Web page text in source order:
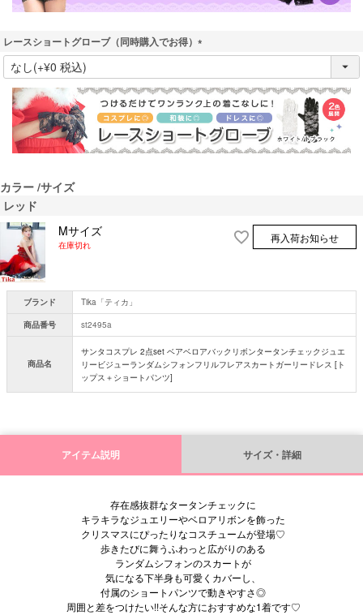
レースショートグローブ（同時購入でお得）
(
必
須
)
カラー サイズ
レッド
Mサイズ
在庫切れ
再入荷お知らせ
ブランド
Tika「ティカ」
商品番号
st2495a
商品名
サンタコスプレ 2点set ベアベロアバックリボンタータンチェックジュエ
リービジューランダムシフォンフリルフレアスカートガーリードレス [ト
ップス＋ショートパンツ]
アイテム説明 サイズ・詳細
存在感抜群なタータンチェックに
キラキラなジュエリーやベロアリボンを飾った
クリスマスにぴったりなコスチュームが登場♡
歩きたびに舞うふわっと広がりのある
ランダムシフォンのスカートが
気になる下半身も可愛くカバーし、
付属のショートパンツで動きやすさ◎
周囲と差をつけたい!!そんな方におすすめな1着です♡